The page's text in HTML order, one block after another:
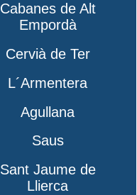
Cabanes de Alt
Empordà
Cervià de Ter
L´Armentera
Agullana
Saus
Sant Jaume de
Llierca